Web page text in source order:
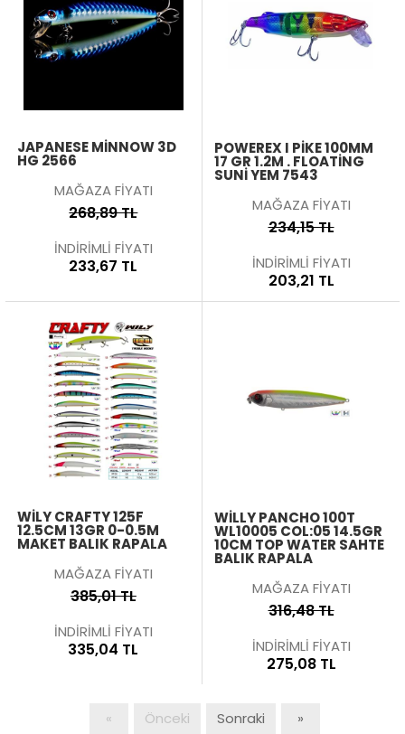
JAPANESE MİNNOW 3D
HG 2566
MAĞAZA FİYATI
268,89 TL
İNDİRİMLİ FİYATI
233,67 TL
POWEREX I PIKE 100MM
17 GR 1.2M . FLOATING
SUNI YEM 7543
MAĞAZA FİYATI
234,15 TL
İNDİRİMLİ FİYATI
203,21 TL
WILY CRAFTY 125F
12.5CM 13GR 0-0.5M
MAKET BALIK RAPALA
MAĞAZA FİYATI
385,01 TL
İNDİRİMLİ FİYATI
335,04 TL
WILLY PANCHO 100T
WL10005 COL:05 14.5GR
10CM TOP WATER SAHTE
BALIK RAPALA
MAĞAZA FİYATI
316,48 TL
İNDİRİMLİ FİYATI
275,08 TL
« Önceki Sonraki »